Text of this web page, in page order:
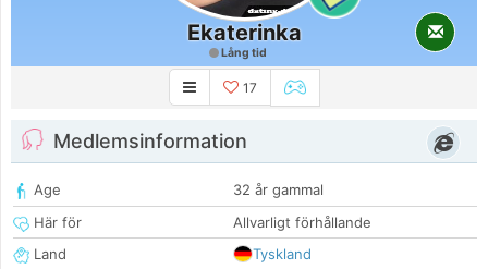
Ekaterinka
Lång tid
17
Medlemsinformation
Age
32 år gammal
Här för
Allvarligt förhållande
Land
Tyskland